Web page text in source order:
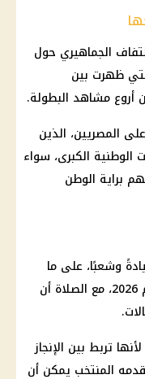
الجماهيري حول
ظهرت بين
أروع مشاهد البطولة.
المصريين، الذين
الوطنية الكبرى، سواء
براية الوطن
وشعبًا، على ما
، مع الصلاة أن
تربط بين الإنجاز
المنتخب يمكن أن